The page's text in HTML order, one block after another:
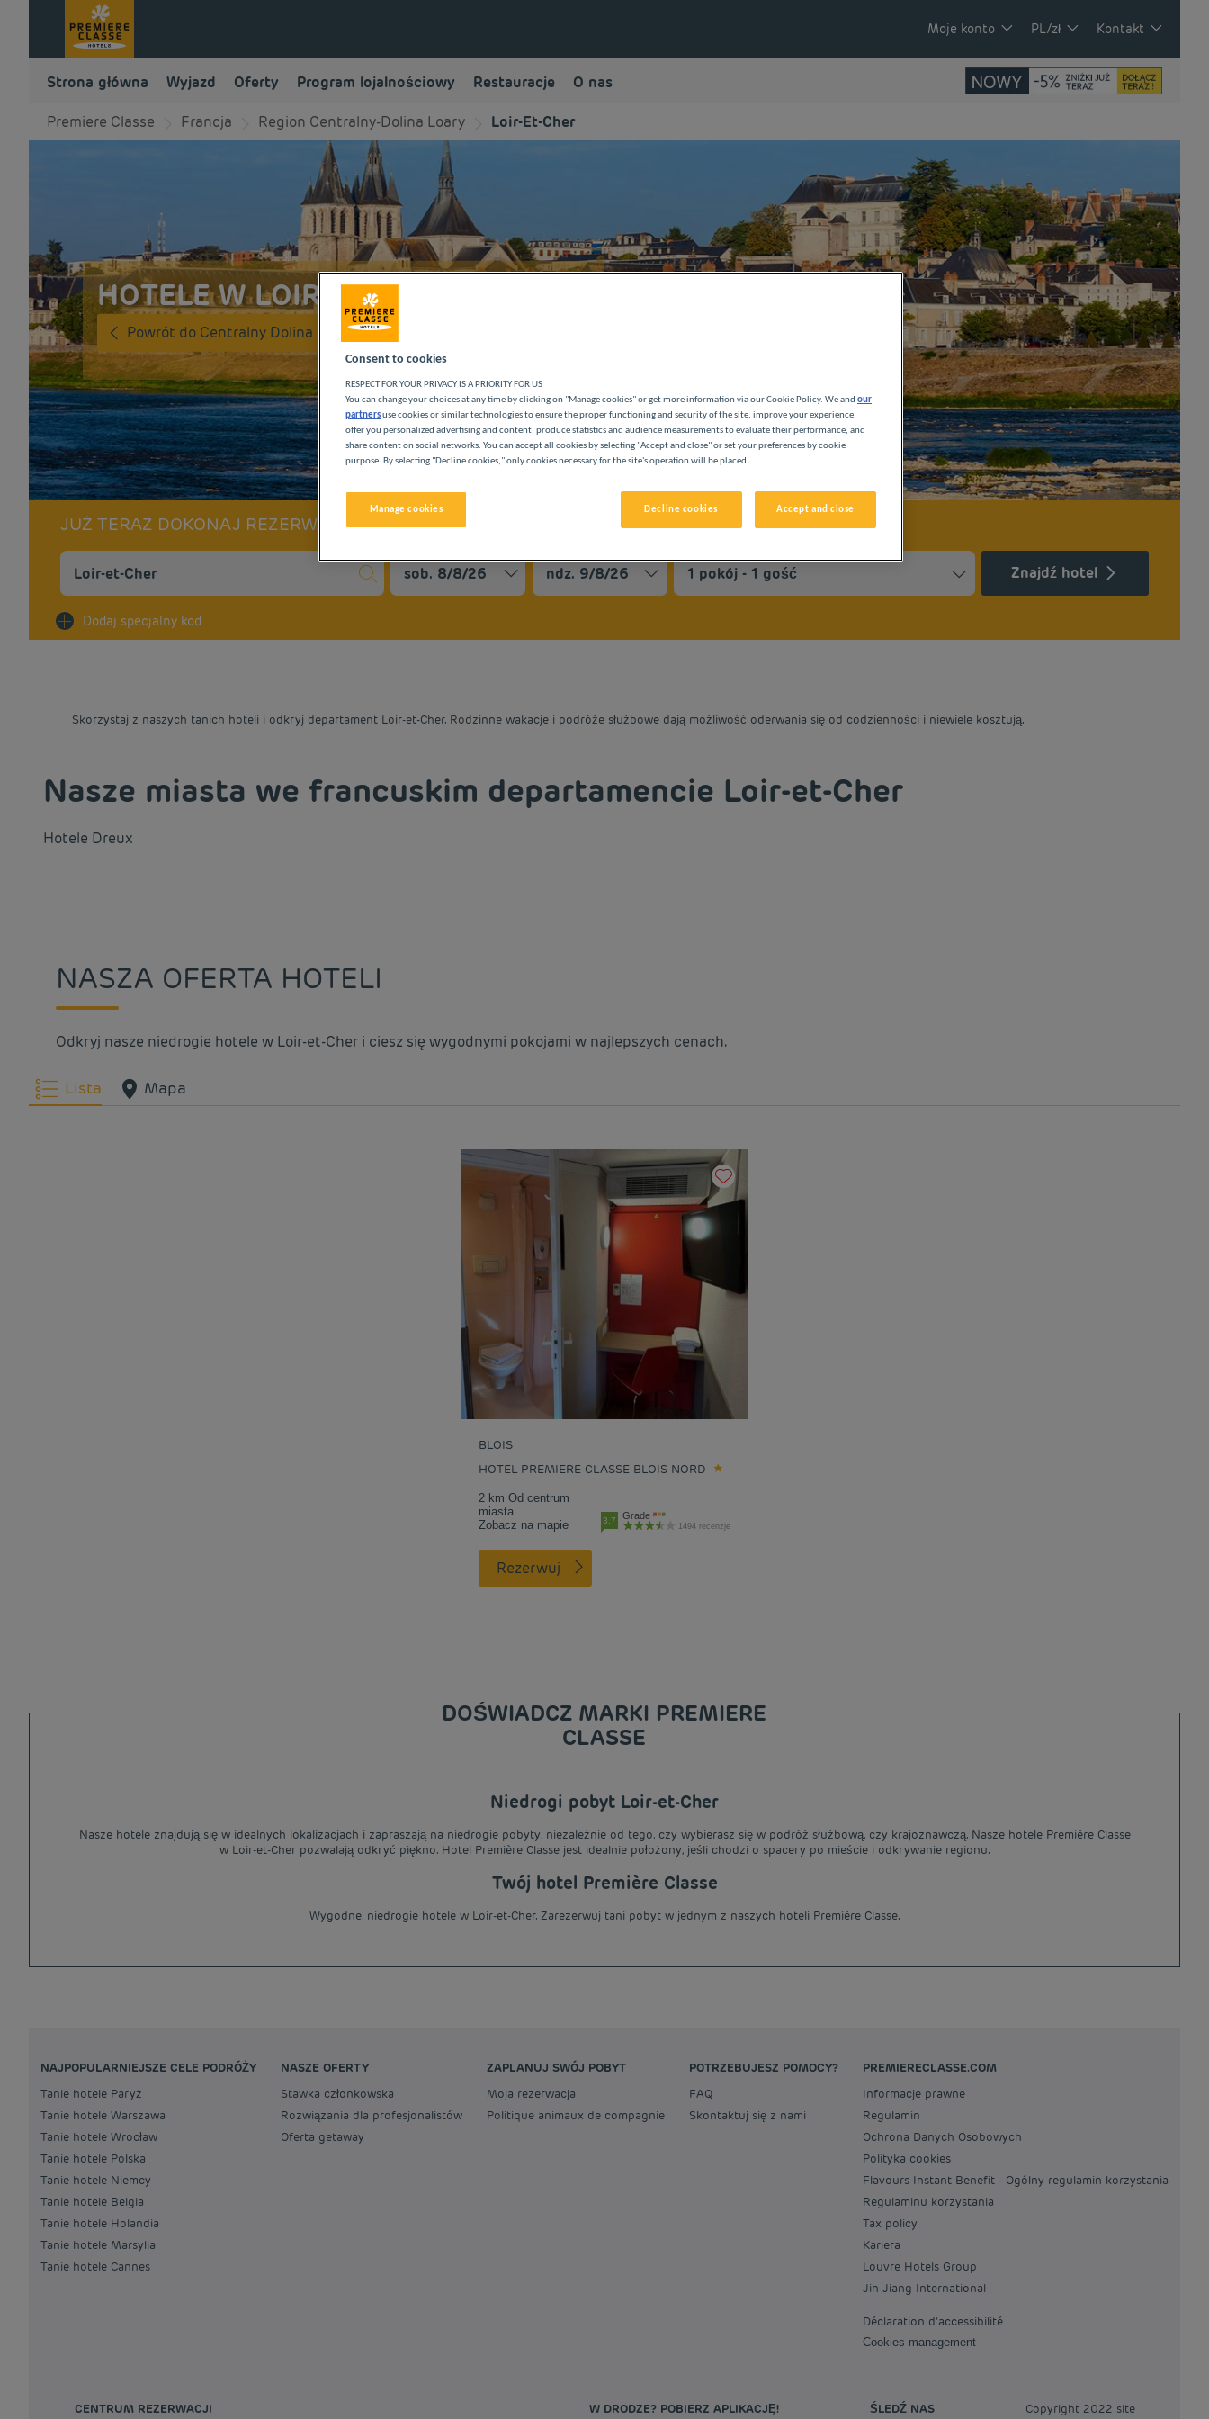
Moje konto PL/zł Kontakt
Strona główna Wyjazd Oferty Program lojalnościowy Restauracje O nas
Premiere Classe Francja Region Centralny-Dolina Loary Loir-Et-Cher
HOTELE W LOIR-ET-CHER
Powrót do Centralny Dolina Loary
JUŻ TERAZ DOKONAJ REZERWACJI W NASZYCH HOTELACH PREMIÈRE CLASSE
Znajdź hotel
Dodaj specjalny kod
Skorzystaj z naszych tanich hoteli i odkryj departament Loir-et-Cher. Rodzinne wakacje i podróże służbowe dają możliwość oderwania się od codzienności i niewiele kosztują.
Nasze miasta we francuskim departamencie Loir-et-Cher
Hotele Dreux
NASZA OFERTA HOTELI
Odkryj nasze niedrogie hotele w Loir-et-Cher i ciesz się wygodnymi pokojami w najlepszych cenach.
Lista Mapa
BLOIS
HOTEL PREMIERE CLASSE BLOIS NORD
2 km Od centrum
miasta
Zobacz na mapie
3.7 Grade
1494 recenzje
Rezerwuj
DOŚWIADCZ MARKI PREMIERE
CLASSE
Niedrogi pobyt Loir-et-Cher
Nasze hotele znajdują się w idealnych lokalizacjach i zapraszają na niedrogie pobyty, niezależnie od tego, czy wybierasz się w podróż służbową, czy krajoznawczą. Nasze hotele Première Classe
w Loir-et-Cher pozwalają odkryć piękno. Hotel Première Classe jest idealnie położony, jeśli chodzi o spacery po mieście i odkrywanie regionu.
Twój hotel Première Classe
Wygodne, niedrogie hotele w Loir-et-Cher. Zarezerwuj tani pobyt w jednym z naszych hoteli Première Classe.
NAJPOPULARNIEJSZE CELE PODRÓŻY
Tanie hotele Paryż
Tanie hotele Warszawa
Tanie hotele Wrocław
Tanie hotele Polska
Tanie hotele Niemcy
Tanie hotele Belgia
Tanie hotele Holandia
Tanie hotele Marsylia
Tanie hotele Cannes
NASZE OFERTY
Stawka członkowska
Rozwiązania dla profesjonalistów
Oferta getaway
ZAPLANUJ SWÓJ POBYT
Moja rezerwacja
Politique animaux de compagnie
POTRZEBUJESZ POMOCY?
FAQ
Skontaktuj się z nami
PREMIERECLASSE.COM
Informacje prawne
Regulamin
Ochrona Danych Osobowych
Polityka cookies
Flavours Instant Benefit - Ogólny regulamin korzystania
Regulaminu korzystania
Tax policy
Kariera
Louvre Hotels Group
Jin Jiang International
Déclaration d'accessibilité
Cookies management
CENTRUM REZERWACJI W DRODZE? POBIERZ APLIKACJĘ! ŚLEDŹ NAS Copyright 2022 site
Consent to cookies
RESPECT FOR YOUR PRIVACY IS A PRIORITY FOR US
You can change your choices at any time by clicking on "Manage cookies" or get more information via our Cookie Policy. We and our
partnersuse cookies or similar technologies to ensure the proper functioning and security of the site, improve your experience,
offer you personalized advertising and content, produce statistics and audience measurements to evaluate their performance, and
share content on social networks. You can accept all cookies by selecting "Accept and close" or set your preferences by cookie
purpose. By selecting "Decline cookies," only cookies necessary for the site's operation will be placed.
Manage cookies Decline cookies Accept and close